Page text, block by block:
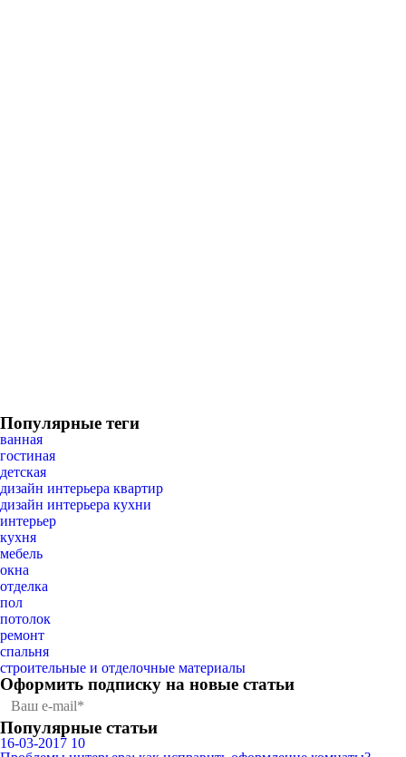
Популярные теги
ванная
гостиная
детская
дизайн интерьера квартир
дизайн интерьера кухни
интерьер
кухня
мебель
окна
отделка
пол
потолок
ремонт
спальня
строительные и отделочные материалы
Оформить подписку на новые статьи
Популярные статьи
16-03-2017 10